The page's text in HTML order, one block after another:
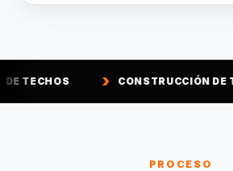
CONSTRUCCIÓN DE TECHOS
PROCESO